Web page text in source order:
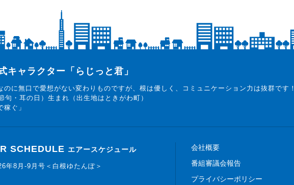
キャラクター「らじっと君」
のに無口で愛想がない変わりものですが、根は優しく、コミュニケーション力は抜群です！
句・耳の日）生まれ（出生地はときがわ町）
稼ぐ」
SCHEDULE エアースケジュール
年8月-9月号＜白根ゆたんぽ＞
会社概要
番組審議会報告
プライバシーポリシー